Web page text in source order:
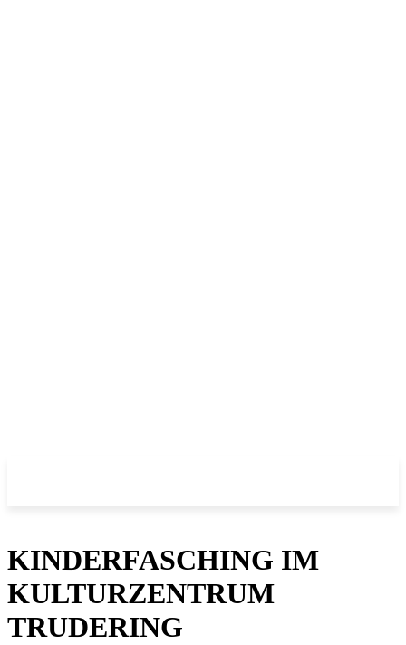
KINDERFASCHING IM
KULTURZENTRUM
TRUDERING